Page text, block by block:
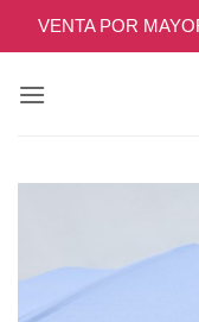
VENTA POR